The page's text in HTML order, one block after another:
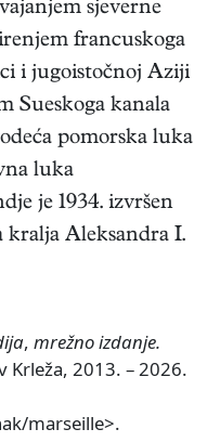
sjeverne
francuskoga
i jugoistočnoj Aziji
Sueskoga kanala
pomorska luka
luka
je 1934. izvršen
kralja Aleksandra I.
, mrežno izdanje.
Krleža, 2013. – 2026.
marseille>.